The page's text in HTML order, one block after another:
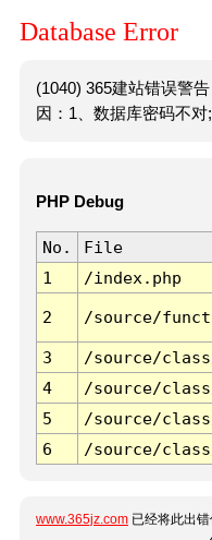
Database Error
(1040) 365建站错误警
因：1、数据库密码不对
PHP Debug
No. File
1
/index.php
2 /source/
3 /source/
4
/source/
5
/source/
6
/source/
www.365jz.com 已经将此出